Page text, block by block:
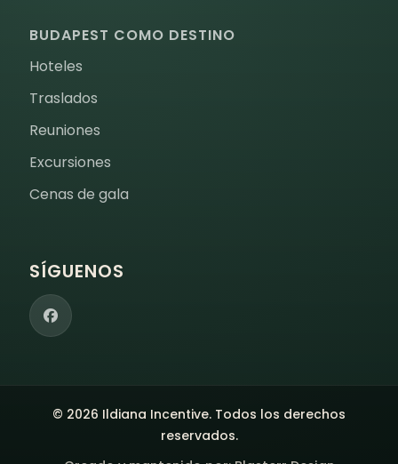
BUDAPEST COMO DESTINO
Hoteles
Traslados
Reuniones
Excursiones
Cenas de gala
SÍGUENOS
© 2026 Ildiana Incentive. Todos los derechos
reservados.